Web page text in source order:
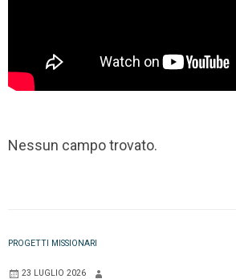
Nessun campo trovato.
PROGETTI MISSIONARI
23 LUGLIO 2026